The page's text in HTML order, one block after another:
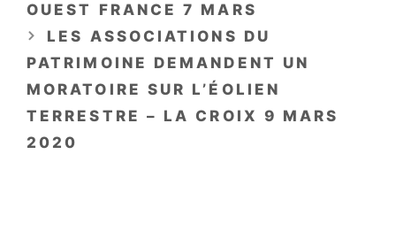
OUEST FRANCE 7 MARS
LES ASSOCIATIONS DU
PATRIMOINE DEMANDENT UN
MORATOIRE SUR L’ÉOLIEN
TERRESTRE – LA CROIX 9 MARS
2020